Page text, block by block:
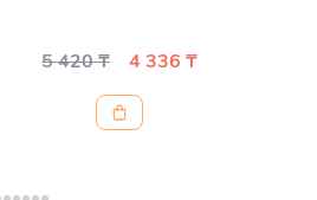
5 420 ₸ 4 336 ₸